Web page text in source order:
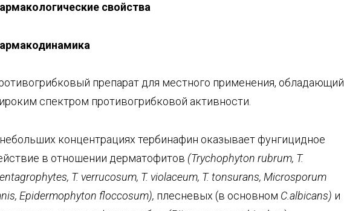
свойства
препарат для местного применения, обладающий
спектром противогрибковой активности.
концентрациях тербинафин оказывает фунгицидное
в отношении дерматофитов (Trychophyton rubrum, T.
, T. verrucosum, T. violaceum, T.tonsurans, Microsporum
, Epidermophyton floccosum), плесневых (в основном Calbicans) и